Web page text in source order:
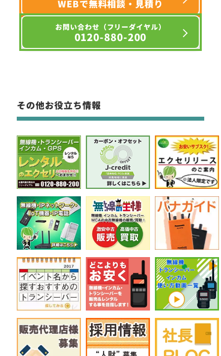
WEBで無料相談・見積り
お問い合わせ（フリーダイヤル）
0120-880-200
その他お役立ち情報